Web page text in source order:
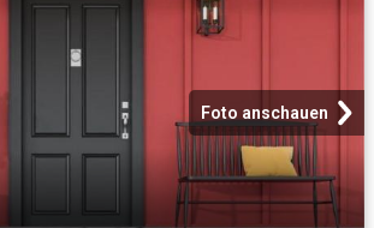
Foto anschauen